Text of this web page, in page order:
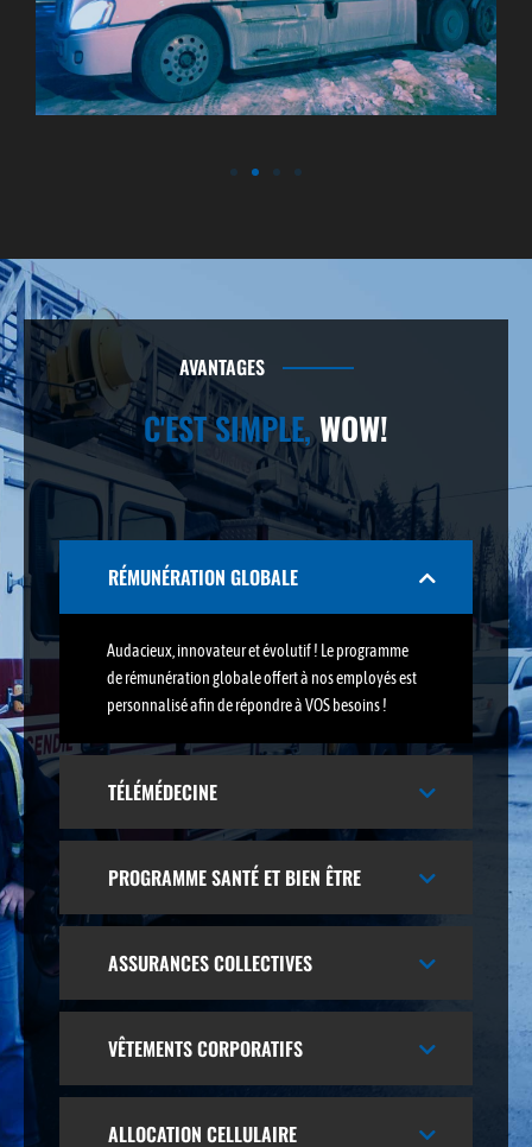
AVANTAGES
C'EST SIMPLE,WOW!
RÉMUNÉRATION GLOBALE
Audacieux, innovateur et évolutif ! Le programme
de rémunération globale offert à nos employés est
personnalisé afin de répondre à VOS besoins !
TÉLÉMÉDECINE
PROGRAMME SANTÉ ET BIEN ÊTRE
ASSURANCES COLLECTIVES
VÊTEMENTS CORPORATIFS
ALLOCATION CELLULAIRE